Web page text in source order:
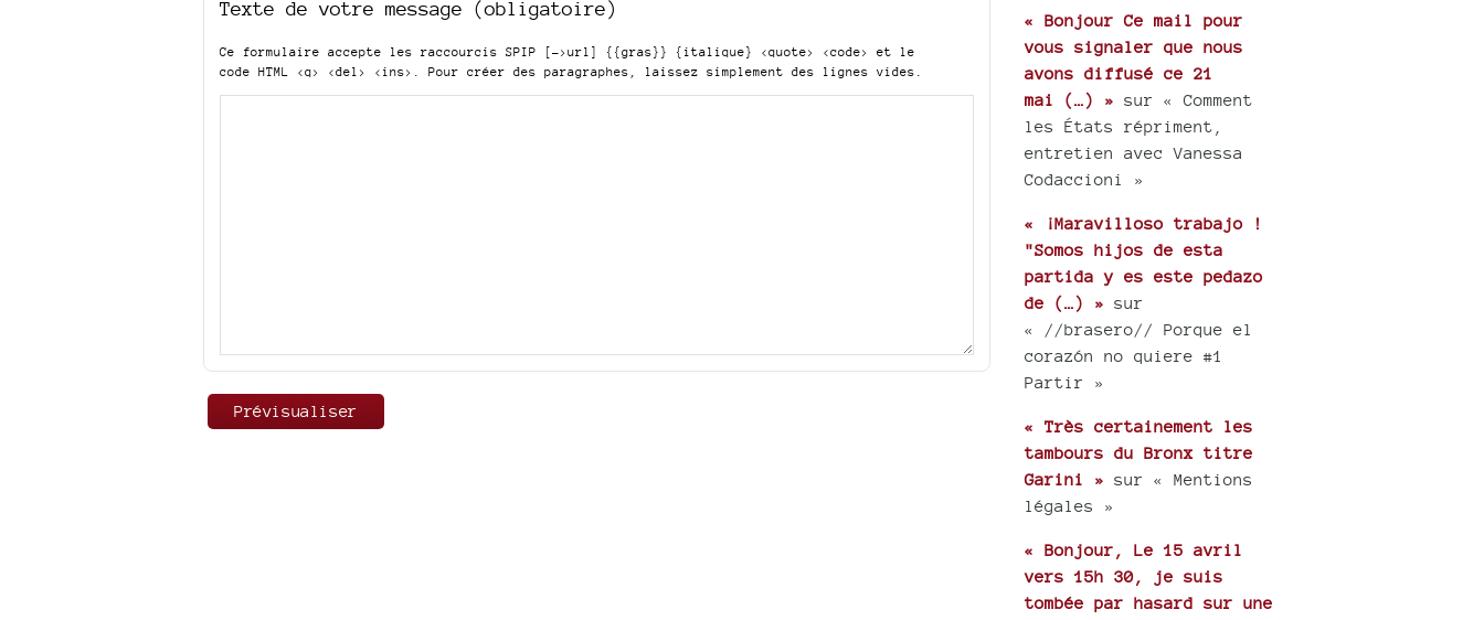
Texte de votre message (obligatoire)
Ce formulaire accepte les raccourcis SPIP [->url] {{gras}} {italique} <quote> <code>
et le
code HTML <q> <del> <ins> . Pour créer des paragraphes, laissez simplement des lignes vides.
« Bonjour Ce mail pour
vous signaler que nous
avons diffusé ce 21
mai (…) » sur « Comment
les États répriment,
entretien avec Vanessa
Codaccioni »
« ¡Maravilloso trabajo !
"Somos hijos de esta
partida y es este pedazo
de (…) » sur
« //brasero// Porque el
corazón no quiere #1
Partir »
« Très certainement les
tambours du Bronx titre
Garini » sur « Mentions
légales »
« Bonjour, Le 15 avril
vers 15h 30, je suis
tombée par hasard sur une